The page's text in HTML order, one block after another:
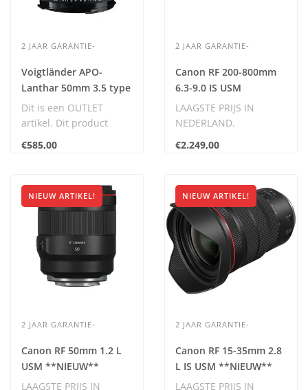
2 JAAR GARANTIE-
Voigtländer APO-
Lanthar 50mm 3.5 type
I (Leica Mount)
*OUTLET* nr. 0043
Dit is een OUTLET
artikel. Dit product
en komt met 2 jaar..
€585,00
2 JAAR GARANTIE-
Canon RF 200-800mm
6.3-9.0 IS USM
**NIEUW**
LAAGSTE PRIJS IN
NEDERLAND.
€2.249,00
NIEUW ARTIKEL!
2 JAAR GARANTIE-
Canon RF 50mm 1.2 L
USM **NIEUW**
LAAGSTE PRIJS IN
NIEUW ARTIKEL!
2 JAAR GARANTIE-
Canon RF 15-35mm 2.8
L IS USM **NIEUW**
LAAGSTE PRIJS IN